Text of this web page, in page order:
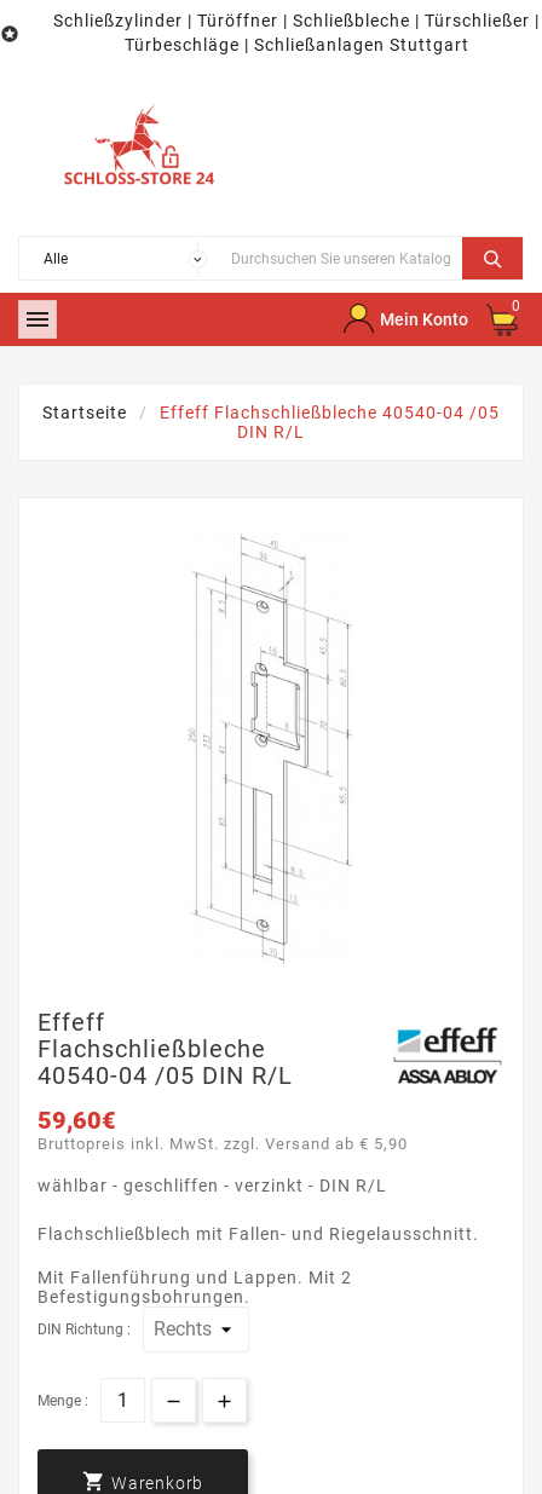

Schließzylinder | Türöffner | Schließbleche | Türschließer |
Türbeschläge | Schließanlagen Stuttgart
 Mein Konto
0
Startseite
Effeff Flachschließbleche 40540-04 /05
DIN R/L
Effeff
Flachschließbleche
40540-04 /05 DIN R/L
59,60€
Bruttopreis inkl. MwSt. zzgl. Versand ab € 5,90
wählbar - geschliffen - verzinkt - DIN R/L
Flachschließblech mit Fallen- und Riegelausschnitt.
Mit Fallenführung und Lappen. Mit 2
Befestigungsbohrungen.
DIN Richtung :
Menge :
 Warenkorb